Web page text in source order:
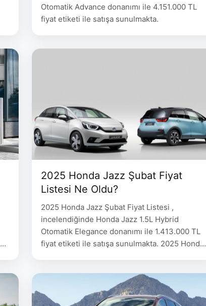
Otomatik Advance donanımı ile 4.151.000 TL
fiyat etiketi ile satışa sunulmakta.
2025 Honda Jazz Şubat Fiyat
Listesi Ne Oldu?
2025 Honda Jazz Şubat Fiyat Listesi ,
incelendiğinde Honda Jazz 1.5L Hybrid
Otomatik Elegance donanımı ile 1.413.000 TL
fiyat etiketi ile satışa sunulmakta. 2025 Honda
1.413.000 1.5L Hybrid Otomatik Crosstar
1.493.000 2023 Dacia Sandero Ocak Fiyat